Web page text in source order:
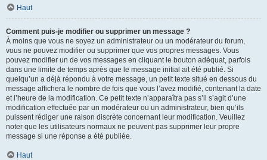
Haut
Comment puis-je modifier ou supprimer un message ?
À moins que vous ne soyez un administrateur ou un modérateur du forum,
vous ne pouvez modifier ou supprimer que vos propres messages. Vous
pouvez modifier un de vos messages en cliquant le bouton adéquat, parfois
dans une limite de temps après que le message initial ait été publié. Si
quelqu’un a déjà répondu à votre message, un petit texte situé en dessous du
message affichera le nombre de fois que vous l’avez modifié, contenant la date
et l’heure de la modification. Ce petit texte n’apparaîtra pas s’il s’agit d’une
modification effectuée par un modérateur ou un administrateur, bien qu’ils
puissent rédiger une raison discrète concernant leur modification. Veuillez
noter que les utilisateurs normaux ne peuvent pas supprimer leur propre
message si une réponse a été publiée.
Haut